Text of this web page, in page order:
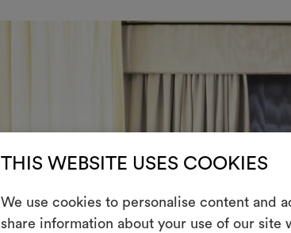
THIS WEBSITE USES COOKIES
We use cookies to personalise content and
share information about your use of our site